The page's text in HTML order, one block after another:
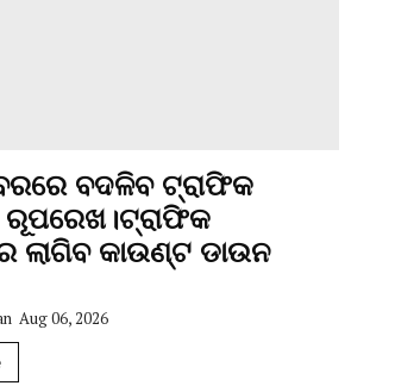
ବଦଳିବ ଟ୍ରାଫିକ
ଲାଗିବ କାଉଣ୍ଟ ଡାଉନ
Aug 06, 2026